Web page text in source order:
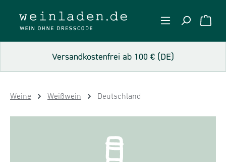
Zum Hauptinhalt springen
Versandkostenfrei ab 100 € (DE)
Weine Weißwein Deutschland
Bildergalerie überspringen